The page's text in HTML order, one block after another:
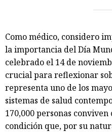
Como médico, considero
la importancia del Día
celebrado el 14 de
crucial para reflexionar
representa uno de los
sistemas de salud
170,000 personas
condición que, por su